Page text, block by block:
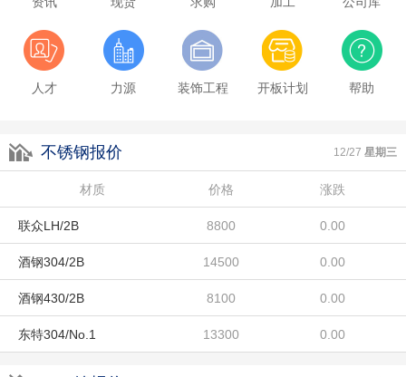
人才 力源 装饰工程 开板计划 帮助
不锈钢报价 12/27 星期三
材质 价格 涨跌
东特304/No.1 0.00
宏旺201/2B 9100 0.00
联众LH/2B 8800 0.00
酒钢304/2B 14500 0.00
酒钢430/2B 8100 0.00
东特304/No.1 13300 0.00